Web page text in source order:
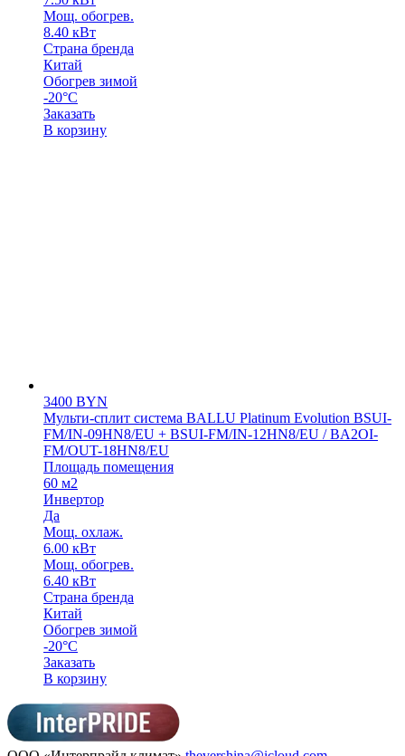
Мощ. обогрев.
8.40 кВт
Страна бренда
Китай
Обогрев зимой
-20°С
Заказать
В корзину
3400 BYN
Мульти-сплит система BALLU Platinum Evolution BSUI-
FM/IN-09HN8/EU + BSUI-FM/IN-12HN8/EU / BA2OI-
FM/OUT-18HN8/EU
Площадь помещения
60 м2
Инвертор
Да
Мощ. охлаж.
6.00 кВт
Мощ. обогрев.
6.40 кВт
Страна бренда
Китай
Обогрев зимой
-20°С
Заказать
В корзину